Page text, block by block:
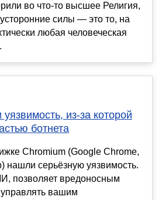
во что-то высшее Религия,
силы — это то, на
любая человеческая
из-за которой
ботнета
Chromium (Google Chrome,
нашли серьёзную уязвимость.
позволяет вредоносным
вашим